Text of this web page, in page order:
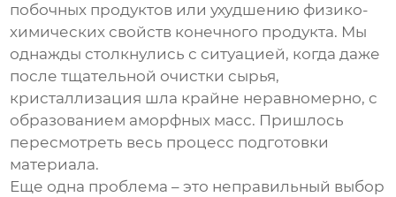
побочных продуктов или ухудшению физико-
химических свойств конечного продукта. Мы
однажды столкнулись с ситуацией, когда даже
после тщательной очистки сырья,
кристаллизация шла крайне неравномерно, с
образованием аморфных масс. Пришлось
пересмотреть весь процесс подготовки
материала.
Еще одна проблема – это неправильный выбор